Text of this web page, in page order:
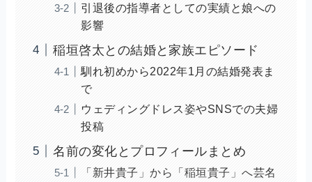
引退後の指導者としての実績と娘への
影響
稲垣啓太との結婚と家族エピソード
馴れ初めから2022年1月の結婚発表ま
で
ウェディングドレス姿やSNSでの夫婦
投稿
名前の変化とプロフィールまとめ
「新井貴子」から「稲垣貴子」へ芸名